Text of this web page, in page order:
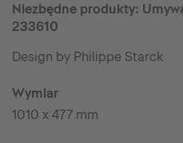
Niezbędne produkty:
233610
Design by Philippe Starck
Wymiar
1010 x 477 mm